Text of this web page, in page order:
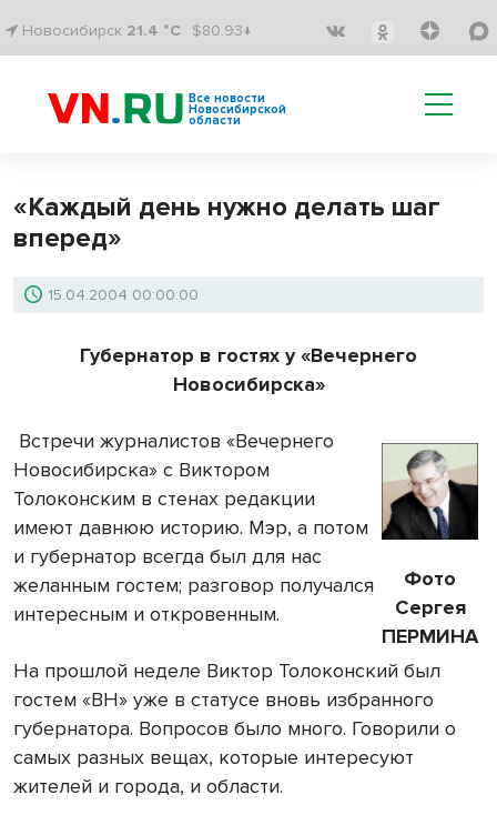
Новосибирск 21.4 °C $80.93↓
Все новости
Новосибирской
области
«Каждый день нужно делать шаг
вперед»
15.04.2004 00:00:00
Губернатор в гостях у «Вечернего
Новосибирска»
Фото
Сергея
ПЕРМИНА
Встречи журналистов «Вечернего
Новосибирска» с Виктором
Толоконским в стенах редакции
имеют давнюю историю. Мэр, а потом
и губернатор всегда был для нас
желанным гостем; разговор получался
интересным и откровенным.
На прошлой неделе Виктор Толоконский был
гостем «ВН» уже в статусе вновь избранного
губернатора. Вопросов было много. Говорили о
самых разных вещах, которые интересуют
жителей и города, и области.